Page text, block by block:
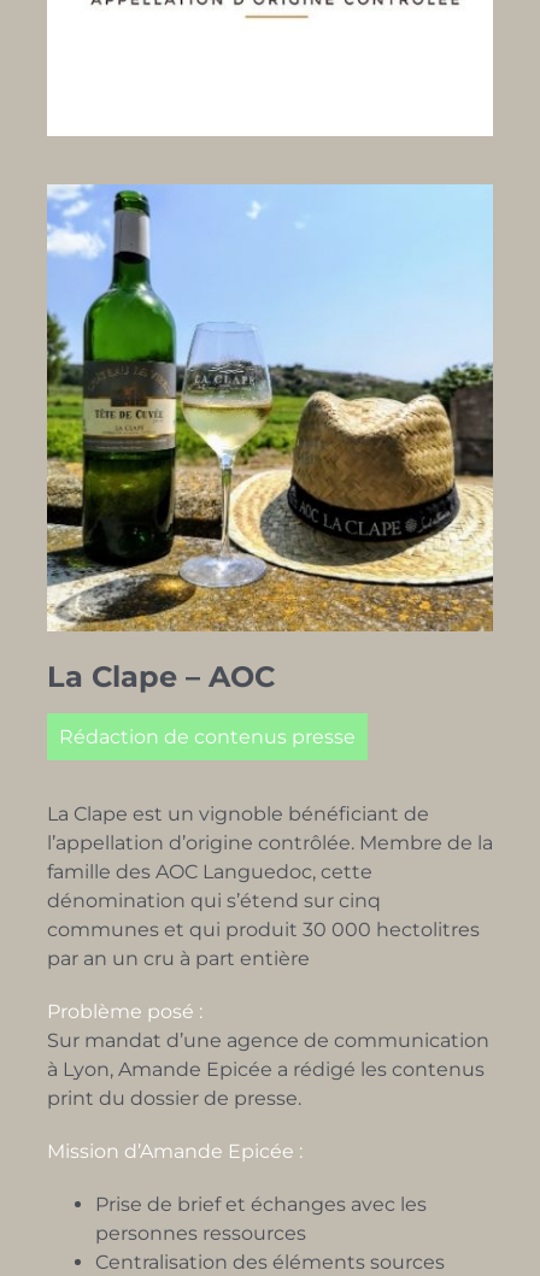
La Clape – AOC
Rédaction de contenus presse
La Clape est un vignoble bénéficiant de
l’appellation d’origine contrôlée. Membre de la
famille des AOC Languedoc, cette
dénomination qui s’étend sur cinq
communes et qui produit 30 000 hectolitres
par an un cru à part entière
Problème posé :
Sur mandat d’une agence de communication
à Lyon, Amande Epicée a rédigé les contenus
print du dossier de presse.
Mission d’Amande Epicée :
Prise de brief et échanges avec les
personnes ressources
Centralisation des éléments sources